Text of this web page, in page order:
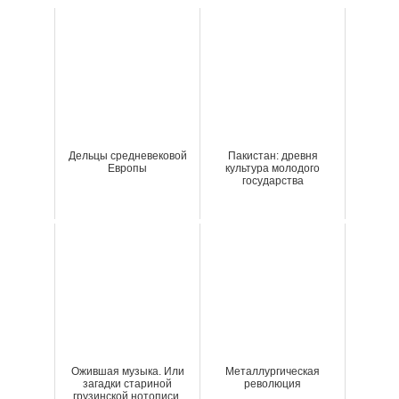
Дельцы средневековой
Европы
Пакистан: древня
культура молодого
государства
Ожившая музыка. Или
загадки стариной
грузинской нотописи.
Металлургическая
революция